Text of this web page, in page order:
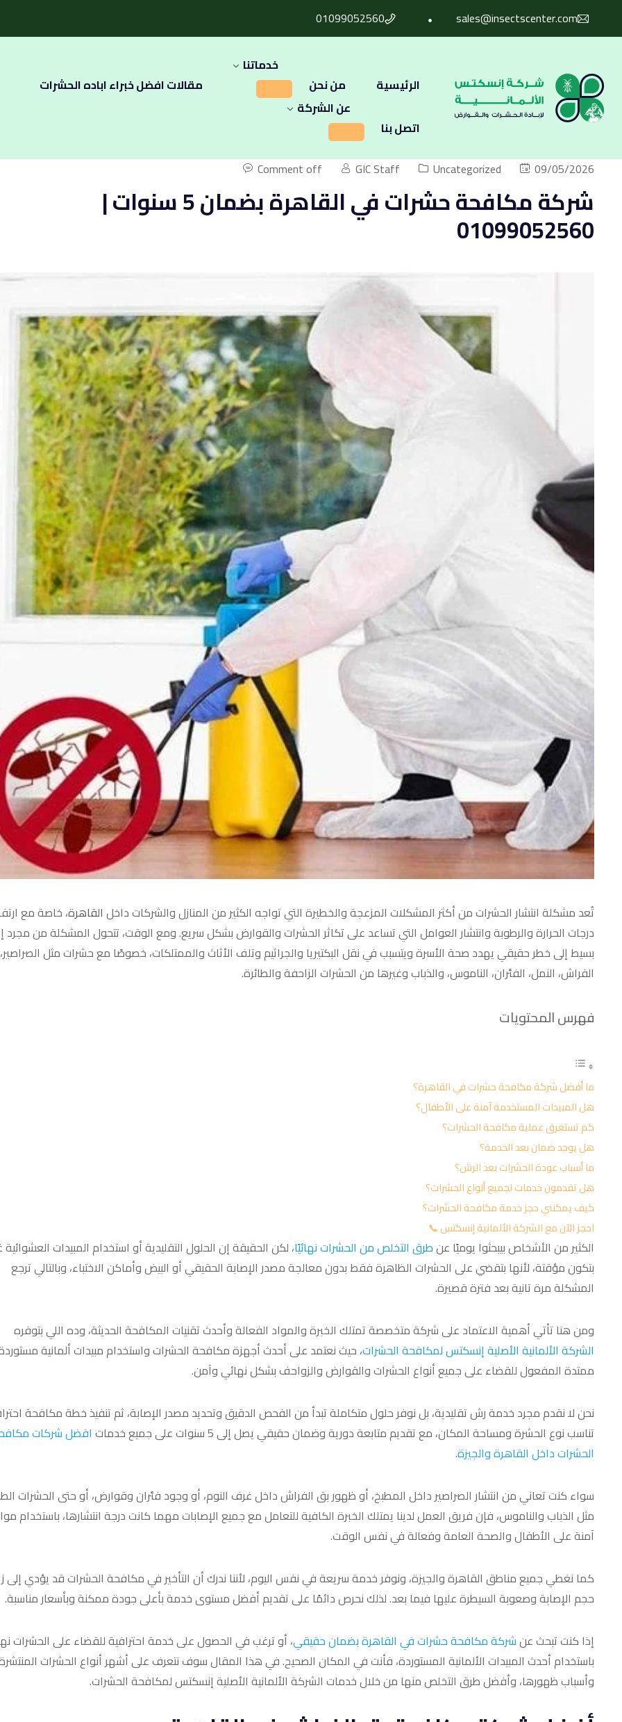
sales@insectscenter.com
01099052560
الرئيسية من نحن
خدماتنا
مقالات افضل خبراء اباده الحشرات
اتصل بنا
عن الشركة
09/05/2026
Uncategorized
GIC Staff
Comment off
شركة مكافحة حشرات في القاهرة بضمان 5 سنوات |
01099052560
تُعد مشكلة انتشار الحشرات من أكثر المشكلات المزعجة والخطيرة التي تواجه الكثير من المنازل والشركات داخل القاهرة، خاصة مع
درجات الحرارة والرطوبة وانتشار العوامل التي تساعد على تكاثر الحشرات والقوارض بشكل سريع. ومع الوقت، تتحول المشكلة من مجرد
بسيط إلى خطر حقيقي يهدد صحة الأسرة ويتسبب في نقل البكتيريا والجراثيم وتلف الأثاث والممتلكات، خصوصًا مع حشرات مثل
الفراش، النمل، الفئران، الناموس، والذباب وغيرها من الحشرات الزاحفة والطائرة.
فهرس المحتويات
ما أفضل شركة مكافحة حشرات في القاهرة؟
هل المبيدات المستخدمة آمنة على الأطفال؟
كم تستغرق عملية مكافحة الحشرات؟
هل يوجد ضمان بعد الخدمة؟
ما أسباب عودة الحشرات بعد الرش؟
هل تقدمون خدمات لجميع أنواع الحشرات؟
كيف يمكنني حجز خدمة مكافحة الحشرات؟
📞 احجز الآن مع الشركة الألمانية إنسكتس
الكثير من الأشخاص بيبحثوا يوميًا عنطرق التخلص من الحشرات نهائيًا، لكن الحقيقة إن الحلول التقليدية أو استخدام المبيدات العشوائية
بتكون مؤقتة، لأنها بتقضي على الحشرات الظاهرة فقط بدون معالجة مصدر الإصابة الحقيقي أو البيض وأماكن الاختباء، وبالتالي ترجع
المشكلة مرة تانية بعد فترة قصيرة.
ومن هنا تأتي أهمية الاعتماد على شركة متخصصة تمتلك الخبرة والمواد الفعالة وأحدث تقنيات المكافحة الحديثة، وده اللي بتوفره
الشركة الألمانية الأصلية إنسكتس لمكافحة الحشرات، حيث نعتمد على أحدث أجهزة مكافحة الحشرات واستخدام مبيدات ألمانية
ممتدة المفعول للقضاء على جميع أنواع الحشرات والقوارض والزواحف بشكل نهائي وآمن.
نحن لا نقدم مجرد خدمة رش تقليدية، بل نوفر حلول متكاملة تبدأ من الفحص الدقيق وتحديد مصدر الإصابة، ثم تنفيذ خطة مكافحة
تناسب نوع الحشرة ومساحة المكان، مع تقديم متابعة دورية وضمان حقيقي يصل إلى 5 سنوات على جميع خدمات
افضل شركات
الحشرات داخل القاهرة والجيزة.
سواء كنت تعاني من انتشار الصراصير داخل المطبخ، أو ظهور بق الفراش داخل غرف النوم، أو وجود فئران وقوارض، أو حتى الحشرات
مثل الذباب والناموس، فإن فريق العمل لدينا يمتلك الخبرة الكافية للتعامل مع جميع الإصابات مهما كانت درجة انتشارها، باستخدام
آمنة على الأطفال والصحة العامة وفعالة في نفس الوقت.
كما نغطي جميع مناطق القاهرة والجيزة، ونوفر خدمة سريعة في نفس اليوم، لأننا ندرك أن التأخير في مكافحة الحشرات قد يؤدي إلى
حجم الإصابة وصعوبة السيطرة عليها فيما بعد. لذلك نحرص دائمًا على تقديم أفضل مستوى خدمة بأعلى جودة ممكنة وبأسعار مناسبة.
إذا كنت تبحث عنشركة مكافحة حشرات في القاهرة بضمان حقيقي، أو ترغب في الحصول على خدمة احترافية للقضاء على الحشرات
باستخدام أحدث المبيدات الألمانية المستوردة، فأنت في المكان الصحيح. في هذا المقال سوف نتعرف على أشهر أنواع الحشرات
وأسباب ظهورها، وأفضل طرق التخلص منها من خلال خدمات الشركة الألمانية الأصلية إنسكتس لمكافحة الحشرات.